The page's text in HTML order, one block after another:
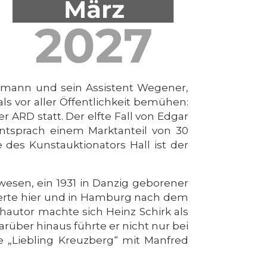
und sein Assistent Wegener,
vor aller Öffentlichkeit bemühen:
ARD statt. Der elfte Fall von Edgar
einem Marktanteil von 30
des Kunstauktionators Hall ist der
ein 1931 in Danzig geborener
hier und in Hamburg nach dem
machte sich Heinz Schirk als
hinaus führte er nicht nur bei
Kreuzberg“ mit Manfred